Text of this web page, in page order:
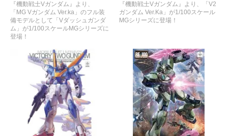
『機動戦士Vガンダム』より、
「MG Vガンダム Ver.ka」のフル装
備モデルとして「Vダッシュガンダ
ム」が1/100スケールMGシリーズに
登場！
『機動戦士Vガンダム』より、「V2
ガンダム Ver.Ka」が1/100スケール
MGシリーズに登場！